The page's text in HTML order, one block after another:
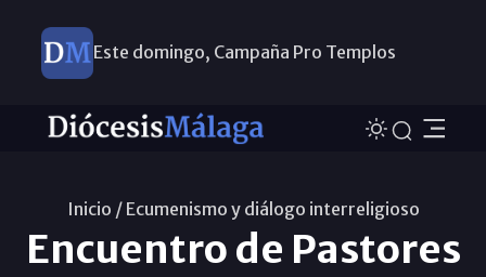
Este domingo, Campaña Pro Templos
Inicio / Ecumenismo y diálogo interreligioso
Encuentro de Pastores